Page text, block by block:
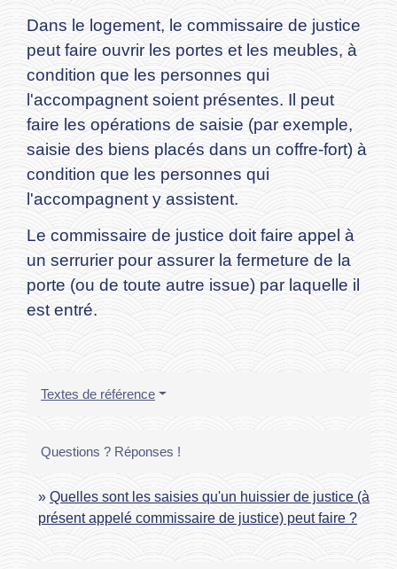
Dans le logement, le commissaire de justice
peut faire ouvrir les portes et les meubles, à
condition que les personnes qui
l'accompagnent soient présentes. Il peut
faire les opérations de saisie (par exemple,
saisie des biens placés dans un coffre-fort) à
condition que les personnes qui
l'accompagnent y assistent.
Le commissaire de justice doit faire appel à
un serrurier pour assurer la fermeture de la
porte (ou de toute autre issue) par laquelle il
est entré.
Textes de référence
Questions ? Réponses !
Quelles sont les saisies qu'un huissier de justice (à
présent appelé commissaire de justice) peut faire ?